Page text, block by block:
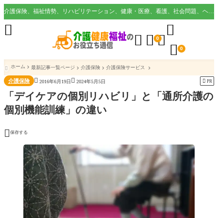
介護保険、福祉情勢、リハビリテーション、健康・医療、看護、社会問題、ヘルスケア業界など様々な切り口から役立つ情報を配信。
  0

 0

 ホーム 最新記事一覧ページ 介護保険 介護保険サービス
介護保険  2016年6月19日  2024年5月5日  PR
「デイケアの個別リハビリ」と「通所介護の
個別機能訓練」の違い
 保存する